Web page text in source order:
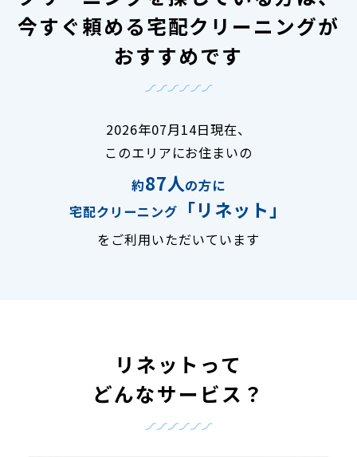
今すぐ頼める宅配クリーニングが
おすすめです
2026年07月14日現在、
このエリアにお住まいの
約87人の方に
宅配クリーニング
「リネット」
をご利用いただいています
リネットって
どんなサービス？